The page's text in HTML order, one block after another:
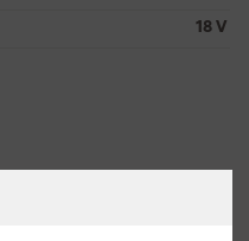
18 V